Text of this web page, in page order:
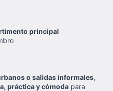
principal
o salidas informales,
práctica y cómoda para